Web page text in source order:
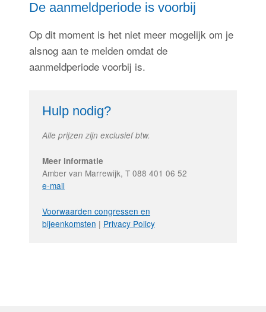
De aanmeldperiode is voorbij
Op dit moment is het niet meer mogelijk om je
alsnog aan te melden omdat de
aanmeldperiode voorbij is.
Hulp nodig?
Alle prijzen zijn exclusief btw.
Meer informatie
Amber van Marrewijk, T 088 401 06 52
e-mail
Voorwaarden congressen en
bijeenkomsten | Privacy Policy
Zoek
Inloggen